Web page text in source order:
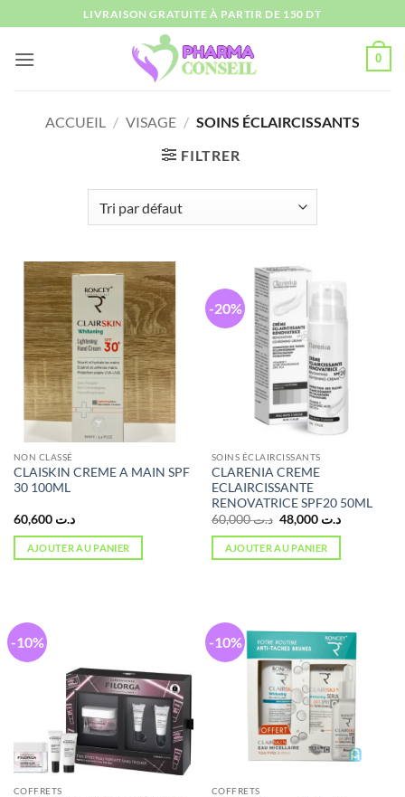
au
contenu
LIVRAISON GRATUITE À PARTIR DE 150 DT
0
ACCUEIL / VISAGE / SOINS ÉCLAIRCISSANTS
FILTRER
NON CLASSÉ
CLAISKIN CREME A MAIN SPF
30 100ML
د.ت 60,600
AJOUTER AU PANIER
-20%
SOINS ÉCLAIRCISSANTS
CLARENIA CREME
ECLAIRCISSANTE
RENOVATRICE SPF20 50ML
د.ت60,000
Le
prix
initial
était :
د.ت 48,000
Le
AJOUTER AU PANIER
-10%
COFFRETS
-10%
COFFRETS